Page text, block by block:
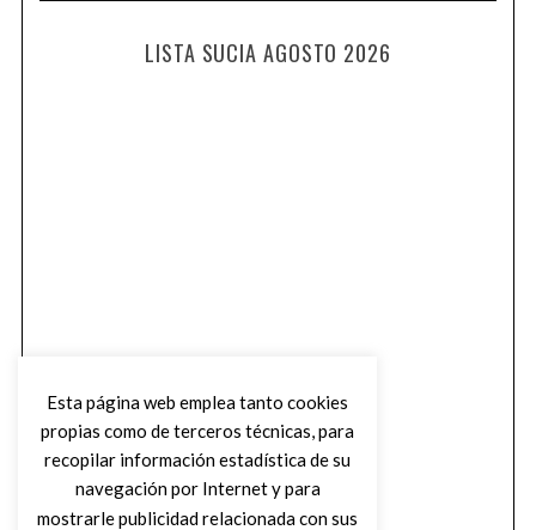
LISTA SUCIA AGOSTO 2026
Esta página web emplea tanto cookies
propias como de terceros técnicas, para
recopilar información estadística de su
navegación por Internet y para
mostrarle publicidad relacionada con sus